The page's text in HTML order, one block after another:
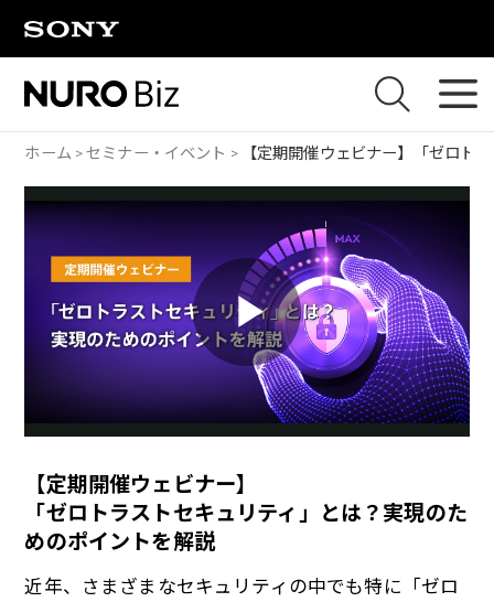
ホーム セミナー・イベント 【定期開催ウェビナー】 「ゼロト
P
a
【定期開催ウェビナー】
「ゼロトラストセキュリティ」とは？実現のた
めのポイントを解説
近年、さまざまなセキュリティの中でも特に「ゼロ